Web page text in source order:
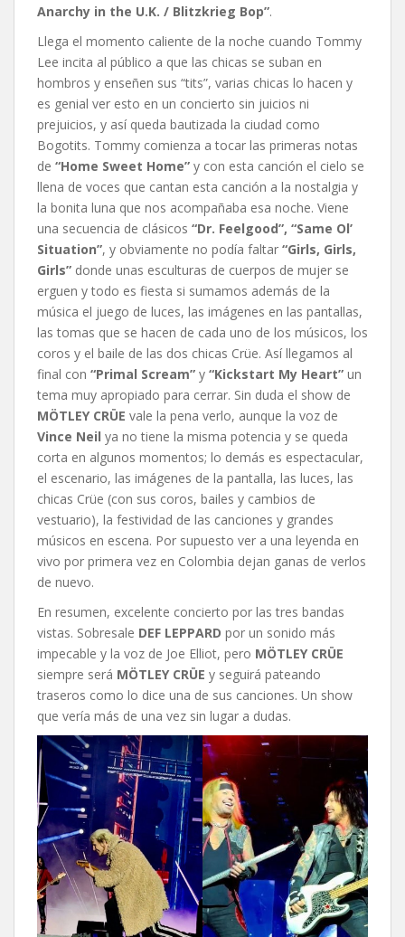
Anarchy in the U.K. / Blitzkrieg Bop”.
Llega el momento caliente de la noche cuando Tommy
Lee incita al público a que las chicas se suban en
hombros y enseñen sus “tits”, varias chicas lo hacen y
es genial ver esto en un concierto sin juicios ni
prejuicios, y así queda bautizada la ciudad como
Bogotits. Tommy comienza a tocar las primeras notas
de “Home Sweet Home” y con esta canción el cielo se
llena de voces que cantan esta canción a la nostalgia y
la bonita luna que nos acompañaba esa noche. Viene
una secuencia de clásicos “Dr. Feelgood”, “Same Ol’
Situation”, y obviamente no podía faltar “Girls, Girls,
Girls” donde unas esculturas de cuerpos de mujer se
erguen y todo es fiesta si sumamos además de la
música el juego de luces, las imágenes en las pantallas,
las tomas que se hacen de cada uno de los músicos, los
coros y el baile de las dos chicas Crüe. Así llegamos al
final con “Primal Scream” y “Kickstart My Heart” un
tema muy apropiado para cerrar. Sin duda el show de
MÖTLEY CRÜE vale la pena verlo, aunque la voz de
Vince Neil ya no tiene la misma potencia y se queda
corta en algunos momentos; lo demás es espectacular,
el escenario, las imágenes de la pantalla, las luces, las
chicas Crüe (con sus coros, bailes y cambios de
vestuario), la festividad de las canciones y grandes
músicos en escena. Por supuesto ver a una leyenda en
vivo por primera vez en Colombia dejan ganas de verlos
de nuevo.
En resumen, excelente concierto por las tres bandas
vistas. Sobresale DEF LEPPARD por un sonido más
impecable y la voz de Joe Elliot, pero MÖTLEY CRÜE
siempre será MÖTLEY CRÜE y seguirá pateando
traseros como lo dice una de sus canciones. Un show
que vería más de una vez sin lugar a dudas.